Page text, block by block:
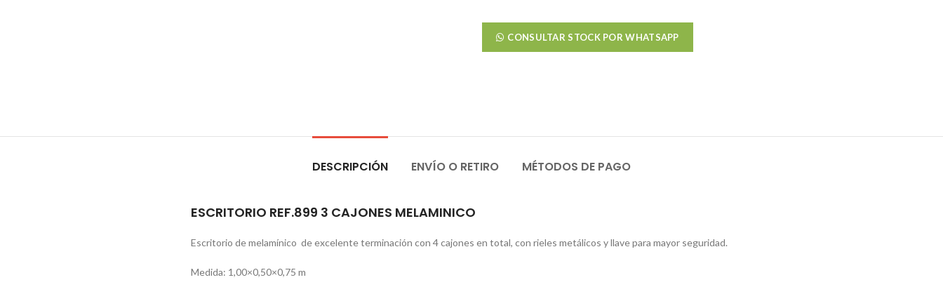
CONSULTAR STOCK POR WHATSAPP
DESCRIPCIÓN ENVÍO O RETIRO MÉTODOS DE PAGO
ESCRITORIO REF.899 3 CAJONES MELAMINICO
Escritorio de melamínico de excelente terminación con 4 cajones en total, con rieles metálicos y llave para mayor seguridad.
Medida: 1,00×0,50×0,75 m